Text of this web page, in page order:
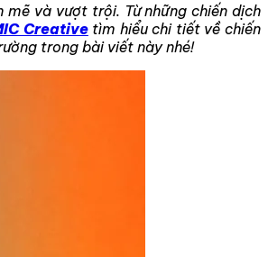
và vượt trội. Từ những chiến dịch
Creativetìm hiểu chi tiết về chiến
trong bài viết này nhé!